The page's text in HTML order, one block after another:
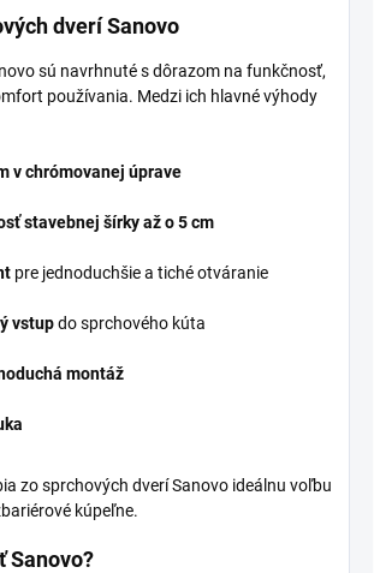
dverí Sanovo
sú navrhnuté s dôrazom na funkčnosť,
používania. Medzi ich hlavné výhody
v chrómovanej úprave
stavebnej šírky až o 5 cm
pre jednoduchšie a tiché otváranie
vstupdo sprchového kúta
montáž
zo sprchových dverí Sanovo ideálnu voľbu
kúpeľne.
Sanovo?